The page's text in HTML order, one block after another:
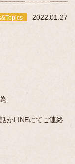
2022.01.27
かLINEにてご連絡